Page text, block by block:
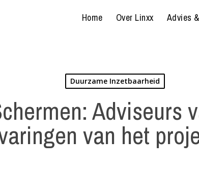
Home Over Linxx Advies
Duurzame Inzetbaarheid
Adviseurs
van het